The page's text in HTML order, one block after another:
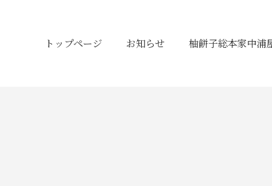
トップページ お知らせ 柚餅子総本家中浦